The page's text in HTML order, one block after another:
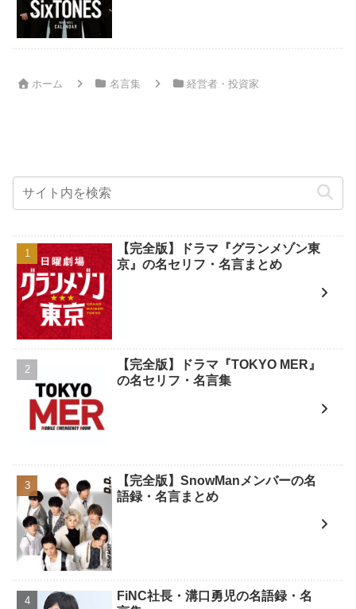
ホーム 名言集 経営者・投資家
【完全版】ドラマ『グランメゾン東
京』の名セリフ・名言まとめ
【完全版】ドラマ『TOKYO MER』
の名セリフ・名言集
【完全版】SnowManメンバーの名
語録・名言まとめ
FiNC社長・溝口勇児の名語録・名